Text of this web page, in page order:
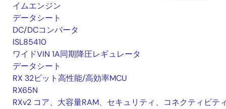
イムエンジン
データシート
DC/DCコンバータ
ISL85410
ワイドVIN 1A同期降圧レギュレータ
データシート
RX 32ビット高性能/高効率MCU
RX65N
RXv2 コア、大容量RAM、セキュリティ、コネクティビテ